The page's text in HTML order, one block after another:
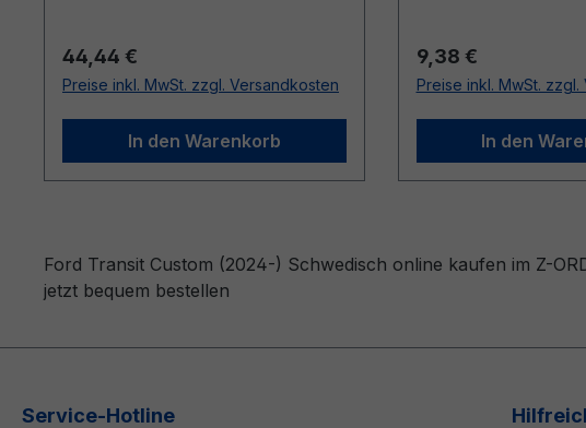
Regulärer Preis:
44,44 €
Preise inkl. MwSt. zzgl. Versandkosten
In den Warenkorb
Regulärer Preis:
9,38 €
Preise inkl. MwSt.
In den
Ford Transit Custom (2024-) Schwedisch online kaufen im Z-
jetzt bequem bestellen
Service-Hotline